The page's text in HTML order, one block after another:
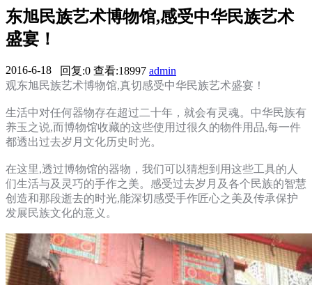
东旭民族艺术博物馆,感受中华民族艺术
盛宴！
2016-6-18
09:23:41
回复:0 查看:18997 admin
观东旭民族艺术博物馆,真切感受中华民族艺术盛宴！
生活中对任何器物存在超过二十年，就会有灵魂。中华民族有
养玉之说,而博物馆收藏的这些使用过很久的物件用品,每一件
都透出过去岁月文化历史时光。
在这里,透过博物馆的器物，我们可以猜想到用这些工具的人
们生活与及灵巧的手作之美。感受过去岁月及各个民族的智慧
创造和那段逝去的时光,能深切感受手作匠心之美及传承保护
发展民族文化的意义。